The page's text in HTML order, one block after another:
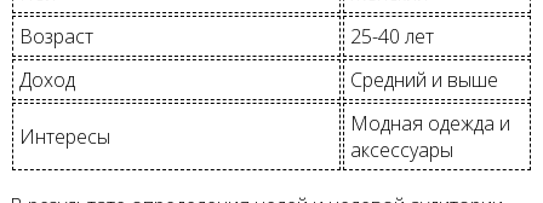
Возраст
25-40 лет
Доход
Средний и выше
Интересы
Модная одежда и
аксессуары